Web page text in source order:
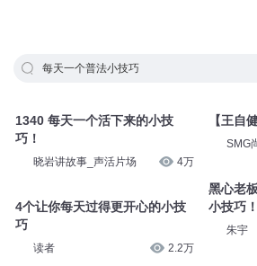
每天一个普法小技巧
1340 每天一个活下来的小技
巧！
晓岩讲故事_声活片场 4万
4个让你每天过得更开心的小技
巧
读者 2.2万
【王自
SMG
黑心老
小技巧
朱宇